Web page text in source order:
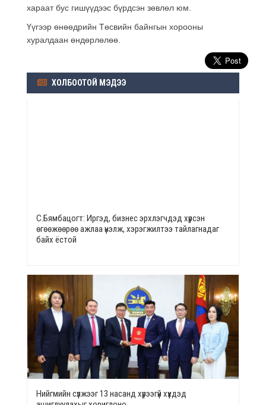
хараат бус гишүүдээс бүрдсэн зөвлөл юм.
Үүгээр өнөөдрийн Төсвийн байнгын хорооны
хуралдаан өндөрлөлөө.
ХОЛБООТОЙ МЭДЭЭ
С.Бямбацогт: Иргэд, бизнес эрхлэгчдэд хүрсэн
өгөөжөөрөө ажлаа үнэлж, хэрэгжилтээ тайлагнадаг
байх ёстой
Нийгмийн сүлжээг 13 насанд хүрээгүй хүүхдэд